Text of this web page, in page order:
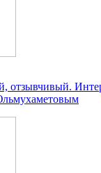
отзывчивый.